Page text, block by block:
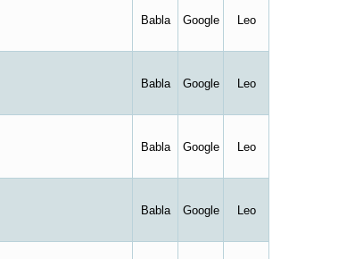
Babla Google Leo
Babla Google Leo
Babla Google Leo
Babla Google Leo